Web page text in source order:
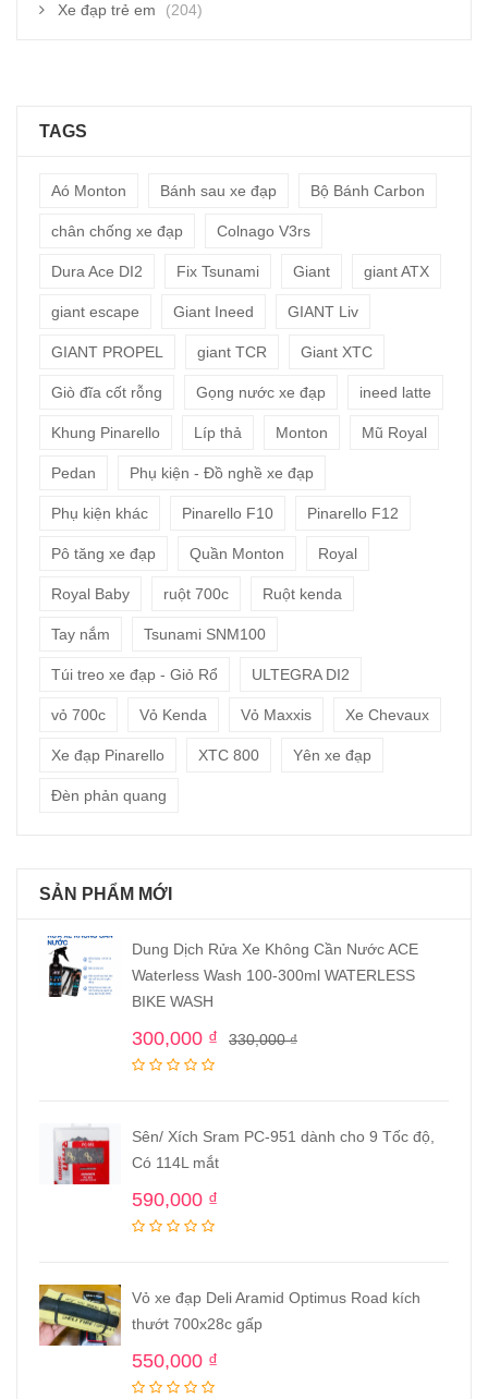
Xe đạp trẻ em
(204)
TAGS
Aó Monton Bánh sau xe đạp Bộ Bánh Carbon
chân chống xe đạp Colnago V3rs
Dura Ace DI2 Fix Tsunami Giant giant ATX
giant escape Giant Ineed GIANT Liv
GIANT PROPEL giant TCR Giant XTC
Giò đĩa cốt rỗng Gọng nước xe đạp ineed latte
Khung Pinarello Líp thả Monton Mũ Royal
Pedan Phụ kiện - Đồ nghề xe đạp
Phụ kiện khác Pinarello F10 Pinarello F12
Pô tăng xe đạp Quần Monton Royal
Royal Baby ruột 700c Ruột kenda
Tay nắm Tsunami SNM100
Túi treo xe đạp - Giỏ Rổ ULTEGRA DI2
vỏ 700c Vỏ Kenda Vỏ Maxxis Xe Chevaux
Xe đạp Pinarello XTC 800 Yên xe đạp
Đèn phản quang
SẢN PHẨM MỚI
Dung Dịch Rửa Xe Không Cần Nước ACE
Waterless Wash 100-300ml WATERLESS
BIKE WASH
330,000₫
300,000 ₫
Sên/ Xích Sram PC-951 dành cho 9 Tốc độ,
Có 114L mắt
590,000 ₫
Vỏ xe đạp Deli Aramid Optimus Road kích
thướt 700x28c gấp
550,000 ₫